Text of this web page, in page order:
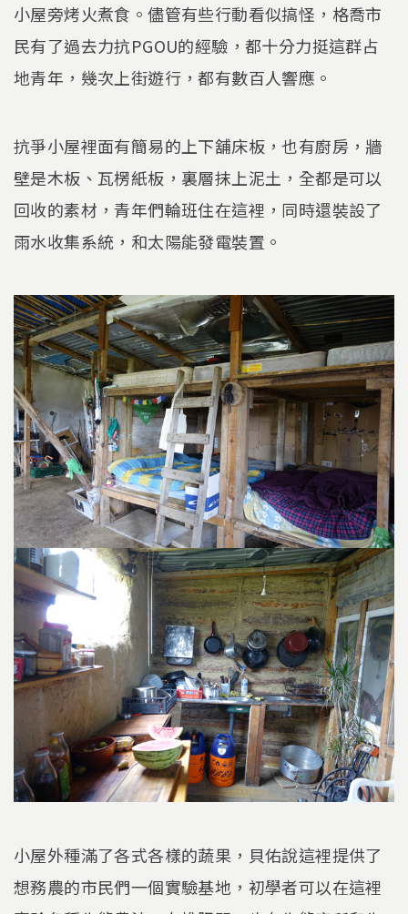
小屋旁烤火煮食。儘管有些行動看似搞怪，格喬市
民有了過去力抗PGOU的經驗，都十分力挺這群占
地青年，幾次上街遊行，都有數百人響應。
抗爭小屋裡面有簡易的上下舖床板，也有廚房，牆
壁是木板、瓦楞紙板，裏層抹上泥土，全都是可以
回收的素材，青年們輪班住在這裡，同時還裝設了
雨水收集系統，和太陽能發電裝置。
小屋外種滿了各式各樣的蔬果，貝佑說這裡提供了
想務農的市民們一個實驗基地，初學者可以在這裡